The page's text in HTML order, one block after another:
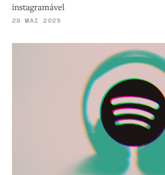
instagramável
29 MAI 2025